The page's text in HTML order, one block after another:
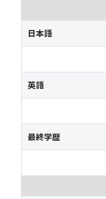
日本語
英語
最終学歴